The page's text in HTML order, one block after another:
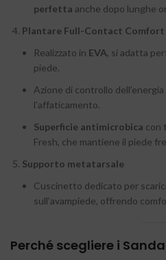
perfetta anche dopo lunghe
Plantare Full-Contact Comfort
Realizzato in EVA, si adatta
piede.
Azione di controllo
l’affaticamento.
Superficie antimicrobica con
Fresh, che mantiene il piede
Supporto metatarsale
Cuscinetto dedicato per
sull’avampiede, offrendo
Perché scegliere i